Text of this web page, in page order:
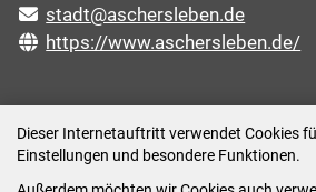
Dieser Internetauftritt verwendet Cookies
Einstellungen und besondere Funktionen.
stadt@aschersleben.de
https://www.aschersleben.de/
Montag: 09:00-12:00 /14:00-